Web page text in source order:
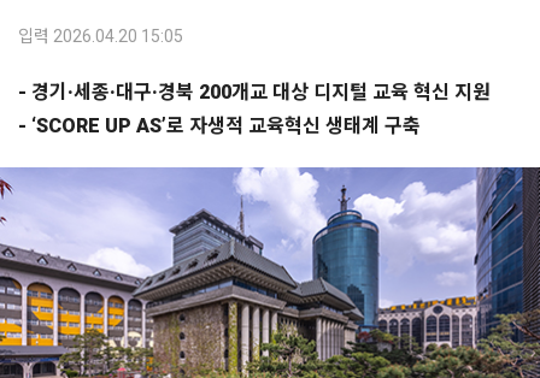
입력 2026.04.20 15:05
- 경기·세종·대구·경북 200개교 대상 디지털 교육 혁신 지원
- ‘SCORE UP AS’로 자생적 교육혁신 생태계 구축